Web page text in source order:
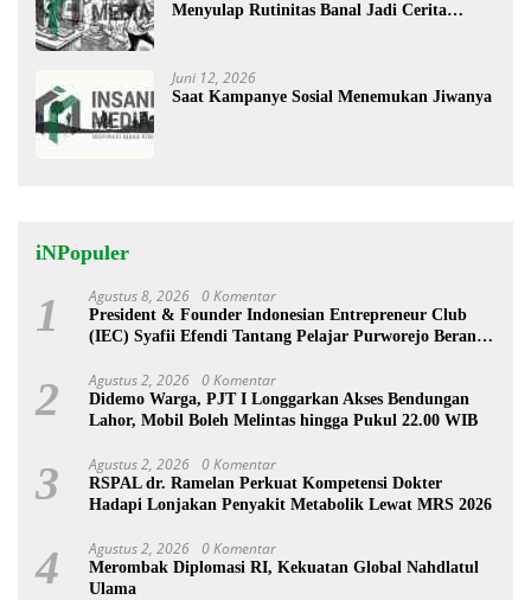
Menyulap Rutinitas Banal Jadi Cerita
Juni 12, 2026
Saat Kampanye Sosial Menemukan Jiwanya
iNPopuler
1 Agustus 8, 2026 0 Komentar
President & Founder Indonesian Entrepreneur Club
(IEC) Syafii Efendi Tantang Pelajar Purworejo Berani
2 Agustus 2, 2026 0 Komentar
Didemo Warga, PJT I Longgarkan Akses Bendungan
Lahor, Mobil Boleh Melintas hingga Pukul 22.00 WIB
3 Agustus 2, 2026 0 Komentar
RSPAL dr. Ramelan Perkuat Kompetensi Dokter
Hadapi Lonjakan Penyakit Metabolik Lewat MRS 2026
4 Agustus 2, 2026 0 Komentar
Merombak Diplomasi RI, Kekuatan Global Nahdlatul
Ulama